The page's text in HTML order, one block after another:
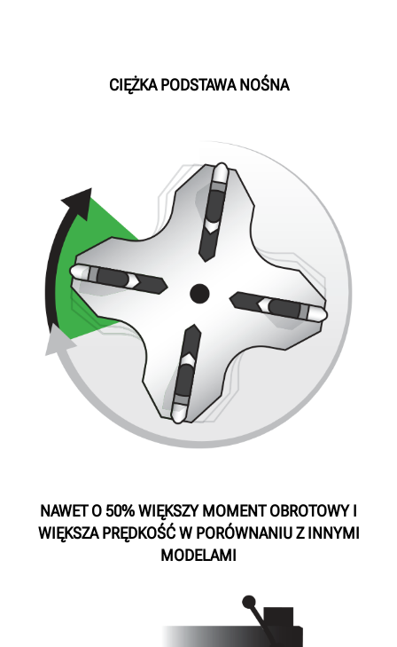
CIĘŻKA PODSTAWA NOŚNA
NAWET O 50% WIĘKSZY MOMENT OBROTOWY I
WIĘKSZA PRĘDKOŚĆ W PORÓWNANIU Z INNYMI
MODELAMI